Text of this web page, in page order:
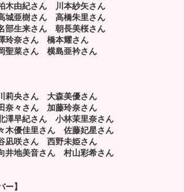
木由紀さん 川本紗矢さん
城亜樹さん高橋朱里さん
部生来さん朝長美桜さん
玲奈さん橋本耀さん
聖菜さん横島亜衿さん
莉央さん 大森美優さん
奈々さん 加藤玲奈さん
澤早紀さん小林茉里奈さん
木優佳里さん佐藤妃星さん
凪咲さん西野未姫さん
井地美音さん 村山彩希さん
ー】